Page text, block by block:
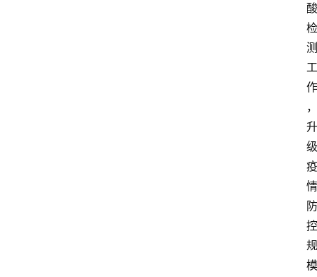
酸
检
测
工
作
，
升
级
疫
情
防
控
规
模